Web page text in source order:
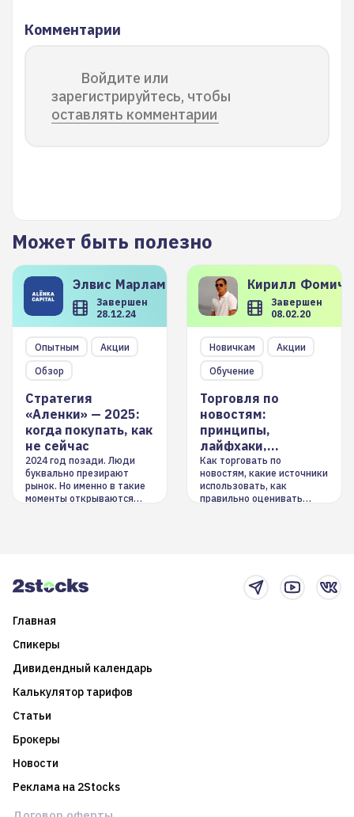
Комментарии
Войдите или
зарегистрируйтесь, чтобы
оставлять комментарии
Может быть полезно
Элвис Марламов
Завершен
28.12.24
Опытным
Акции
Обзор
Стратегия
«Аленки» — 2025:
когда покупать, как
не сейчас
2024 год позади. Люди
буквально презирают
рынок. Но именно в такие
моменты открываются
Кирилл
Завершен
08.02.20
Новичкам
Акции
Обучение
Торговля по
новостям:
принципы,
лайфхаки,
инструменты
Как торговать по
новостям, какие источники
использовать, как
правильно оценивать
Главная
Спикеры
Дивидендный календарь
Калькулятор тарифов
Статьи
Брокеры
Новости
Реклама на 2Stocks